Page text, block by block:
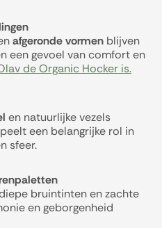
afgeronde vormen blijven
een gevoel van comfort en
de Organic Hocker is.
en natuurlijke vezels
een belangrijke rol in
sfeer.
bruintinten en zachte
en geborgenheid